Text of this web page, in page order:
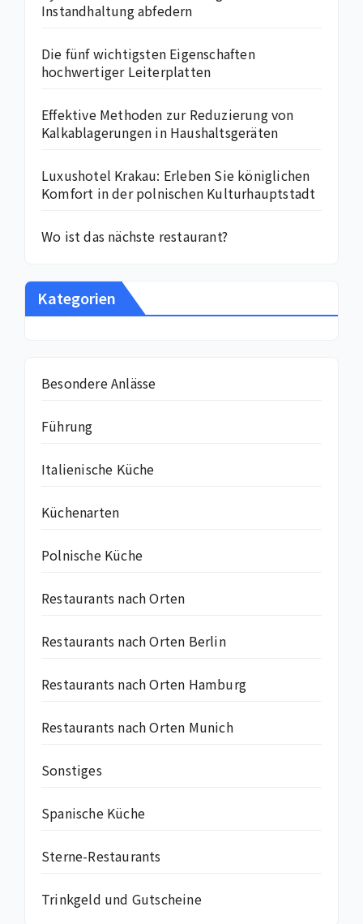
Instandhaltung abfedern
Die fünf wichtigsten Eigenschaften
hochwertiger Leiterplatten
Effektive Methoden zur Reduzierung von
Kalkablagerungen in Haushaltsgeräten
Luxushotel Krakau: Erleben Sie königlichen
Komfort in der polnischen Kulturhauptstadt
Wo ist das nächste restaurant?
Kategorien
Besondere Anlässe
Führung
Italienische Küche
Küchenarten
Polnische Küche
Restaurants nach Orten
Restaurants nach Orten Berlin
Restaurants nach Orten Hamburg
Restaurants nach Orten Munich
Sonstiges
Spanische Küche
Sterne-Restaurants
Trinkgeld und Gutscheine